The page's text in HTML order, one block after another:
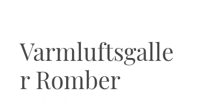
Varmluftsgalle
r Romber